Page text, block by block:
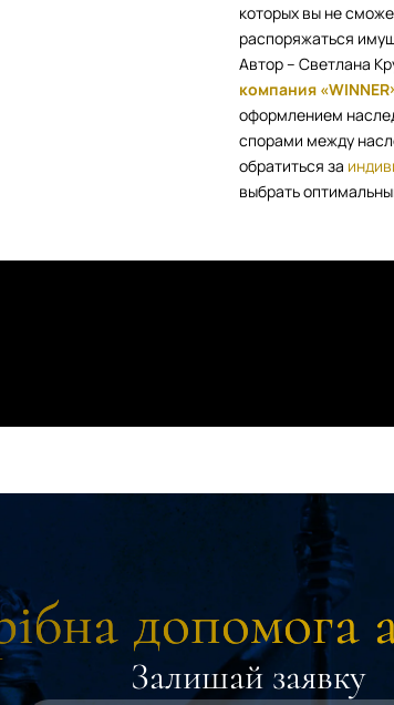
которых вы не
распоряжаться
Автор – Светлана
компания
оформлением
спорами между
обратиться за
выбрать
допомога
Залишай заявку